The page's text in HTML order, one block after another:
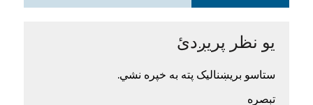
یو نظر پریږدئ
ستاسو بریښنالیک پته به خپره نشي.
تبصره